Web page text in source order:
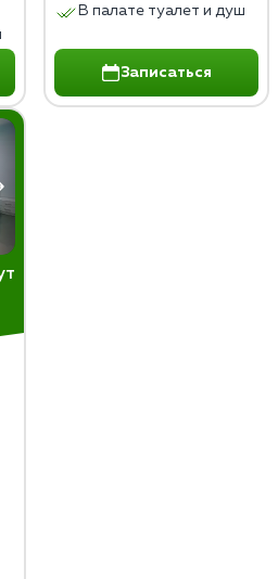
В палате туалет и душ
Записаться